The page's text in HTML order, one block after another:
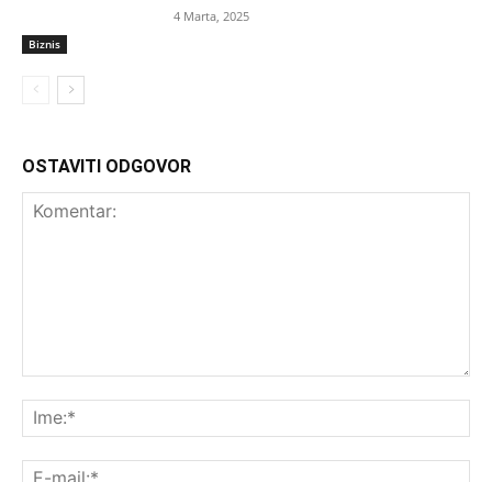
Biznis
4 Marta, 2025
OSTAVITI ODGOVOR